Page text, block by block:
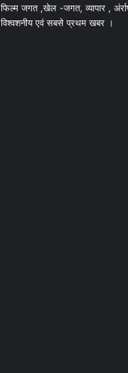
फिल्म जगत ,खेल -जगत, व्यापार ,
विश्वशनीय एवं सबसे प्रथम खबर ।